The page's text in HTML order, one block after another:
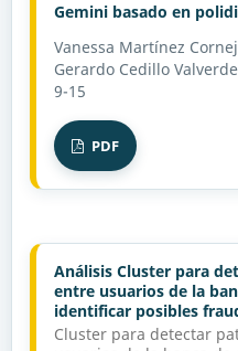
Gemini basado en
Vanessa Martínez
Gerardo Cedillo Valverde
9-15
PDF
Análisis Cluster para
entre usuarios de la
identificar posibles
Cluster para detectar